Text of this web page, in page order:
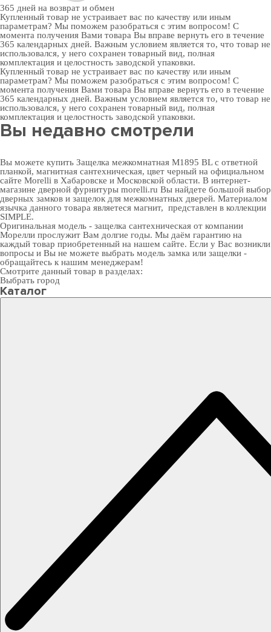
365 дней на возврат и обмен
Купленный товар не устраивает вас по качеству или иным
параметрам? Мы поможем разобраться с этим вопросом! С
момента получения Вами товара Вы вправе вернуть его в течение
365 календарных дней. Важным условием является то, что товар не
использовался, у него сохранен товарный вид, полная
комплектация и целостность заводской упаковки.
Купленный товар не устраивает вас по качеству или иным
параметрам? Мы поможем разобраться с этим вопросом! С
момента получения Вами товара Вы вправе вернуть его в течение
365 календарных дней. Важным условием является то, что товар не
использовался, у него сохранен товарный вид, полная
комплектация и целостность заводской упаковки.
Вы недавно смотрели
Вы можете купить Защелка межкомнатная M1895 BL с ответной
планкой, магнитная сантехническая, цвет черный на официальном
сайте Morelli в Хабаровске и Московской области. В интернет-
магазине дверной фурнитуры morelli.ru Вы найдете большой выбор
дверных замков и защелок для межкомнатных дверей. Материалом
язычка данного товара являетеся магнит, представлен в коллекции
SIMPLE.
Оригинальная модель - защелка сантехническая от компании
Морелли прослужит Вам долгие годы. Мы даём гарантию на
каждый товар приобретенный на нашем сайте. Если у Вас возникли
вопросы и Вы не можете выбрать модель замка или защелки -
обращайтесь к нашим менеджерам!
Смотрите данный товар в разделах:
Выбрать город
Каталог